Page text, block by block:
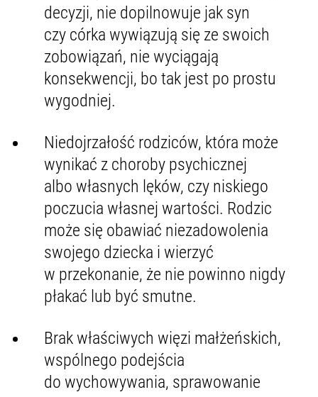
decyzji, nie dopilnowuje jak syn
czy córka wywiązują się ze swoich
zobowiązań, nie wyciągają
konsekwencji, bo tak jest po prostu
wygodniej.
Niedojrzałość rodziców, która może
wynikać z choroby psychicznej
albo własnych lęków, czy niskiego
poczucia własnej wartości. Rodzic
może się obawiać niezadowolenia
swojego dziecka i wierzyć
w przekonanie, że nie powinno nigdy
płakać lub być smutne.
Brak właściwych więzi małżeńskich,
wspólnego podejścia
do wychowywania, sprawowanie